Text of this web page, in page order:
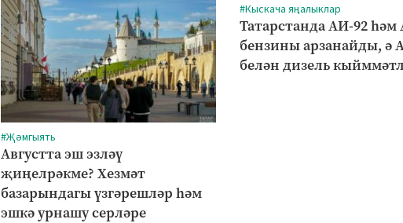
#Җәмгыять
Августта эш эзләү
җиңелрәкме? Хезмәт
базарындагы үзгәрешләр һәм
эшкә урнашу серләре
#Кыскача яңалыклар
Татарстанда АИ-92 һәм
бензины арзанайды, ә
белән дизель